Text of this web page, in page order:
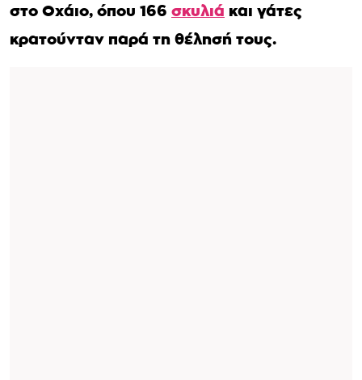
στο Οχάιο, όπου 166 σκυλιά και γάτες
κρατούνταν παρά τη θέλησή τους.